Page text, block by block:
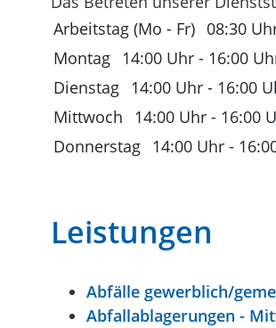
Arbeitstag (Mo - Fr) 08:30
Montag
14:00 Uhr - 16:00
Dienstag
14:00 Uhr - 16:00
Mittwoch
14:00 Uhr - 16:00
Donnerstag
14:00 Uhr -
Leistungen
Abfälle gewerblich/
Abfallablagerungen -